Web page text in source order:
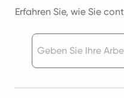
Erfahren Sie, wie Sie